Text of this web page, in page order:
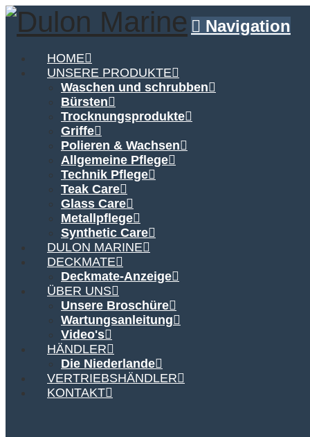
Navigation
HOME
UNSERE PRODUKTE
Waschen und schrubben
Bürsten
Trocknungsprodukte
Griffe
Polieren & Wachsen
Allgemeine Pflege
Technik Pflege
Teak Care
Glass Care
Metallpflege
Synthetic Care
DULON MARINE
DECKMATE
Deckmate-Anzeige
ÜBER UNS
Unsere Broschüre
Wartungsanleitung
Video's
HÄNDLER
Die Niederlande
VERTRIEBSHÄNDLER
KONTAKT